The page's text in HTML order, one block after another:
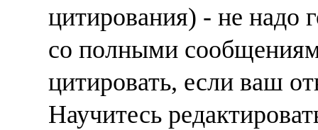
цитирования) - не надо
со полными
цитировать, если ваш
Научитесь